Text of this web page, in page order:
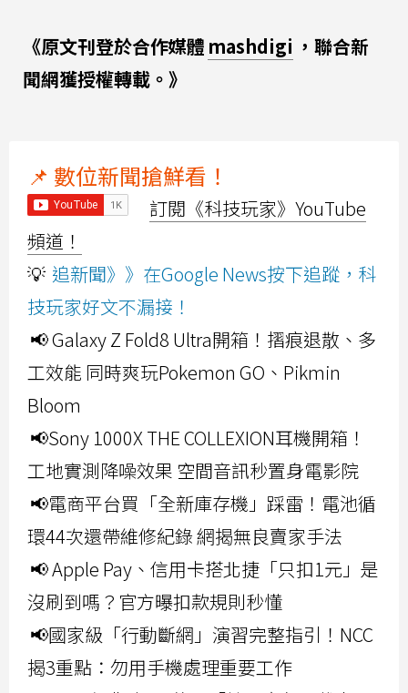
《原文刊登於合作媒體 mashdigi ，聯合新
聞網獲授權轉載。》
📌 數位新聞搶鮮看！
訂閱《科技玩家》YouTube
頻道！
💡 追新聞》》在Google News按下追蹤，科
技玩家好文不漏接！
📢 Galaxy Z Fold8 Ultra開箱！摺痕退散、多
工效能 同時爽玩Pokemon GO、Pikmin
Bloom
📢Sony 1000X THE COLLEXION耳機開箱！
工地實測降噪效果 空間音訊秒置身電影院
📢電商平台買「全新庫存機」踩雷！電池循
環44次還帶維修紀錄 網揭無良賣家手法
📢 Apple Pay、信用卡搭北捷「只扣1元」是
沒刷到嗎？官方曝扣款規則秒懂
📢國家級「行動斷網」演習完整指引！NCC
揭3重點：勿用手機處理重要工作